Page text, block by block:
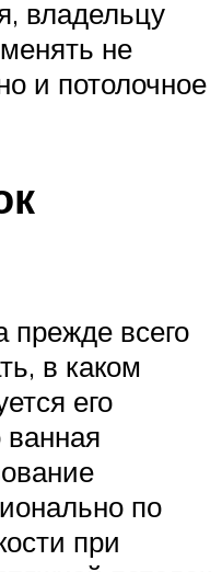
владельцу
не
и потолочное
прежде всего
в каком
его
ванная
по
при